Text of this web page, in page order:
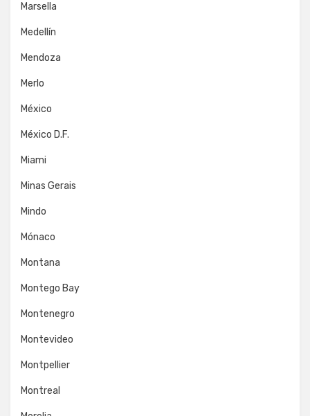
Marsella
Medellín
Mendoza
Merlo
México
México D.F.
Miami
Minas Gerais
Mindo
Mónaco
Montana
Montego Bay
Montenegro
Montevideo
Montpellier
Montreal